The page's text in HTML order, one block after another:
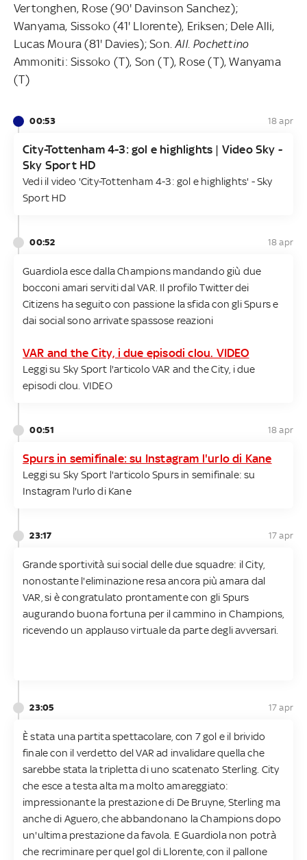
Vertonghen, Rose (90' Davinson Sanchez);
Wanyama, Sissoko (41' Llorente), Eriksen; Dele Alli,
Lucas Moura (81' Davies); Son.All. Pochettino
Ammoniti: Sissoko (T), Son (T), Rose (T), Wanyama
(T)
00:53 18 apr
City-Tottenham 4-3: gol e highlights | Video Sky -
Sky Sport HD
Vedi il video 'City-Tottenham 4-3: gol e highlights' - Sky
Sport HD
00:52 18 apr
Guardiola esce dalla Champions mandando giù due
bocconi amari serviti dal VAR. Il profilo Twitter dei
Citizens ha seguito con passione la sfida con gli Spurs e
dai social sono arrivate spassose reazioni
VAR and the City, i due episodi clou. VIDEO
Leggi su Sky Sport l'articolo VAR and the City, i due
episodi clou. VIDEO
00:51 18 apr
Spurs in semifinale: su Instagram l'urlo di Kane
Leggi su Sky Sport l'articolo Spurs in semifinale: su
Instagram l'urlo di Kane
23:17 17 apr
Grande sportività sui social delle due squadre: il City,
nonostante l'eliminazione resa ancora più amara dal
VAR, si è congratulato prontamente con gli Spurs
augurando buona fortuna per il cammino in Champions,
ricevendo un applauso virtuale da parte degli avversari.
23:05 17 apr
È stata una partita spettacolare, con 7 gol e il brivido
finale con il verdetto del VAR ad invalidare quella che
sarebbe stata la tripletta di uno scatenato Sterling. City
che esce a testa alta ma molto amareggiato:
impressionante la prestazione di De Bruyne, Sterling ma
anche di Aguero, che abbandonano la Champions dopo
un'ultima prestazione da favola. E Guardiola non potrà
che recriminare per quel gol di Llorente, con il pallone